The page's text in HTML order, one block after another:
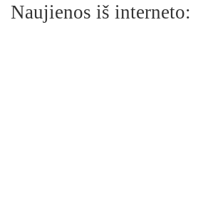
Naujienos iš interneto: